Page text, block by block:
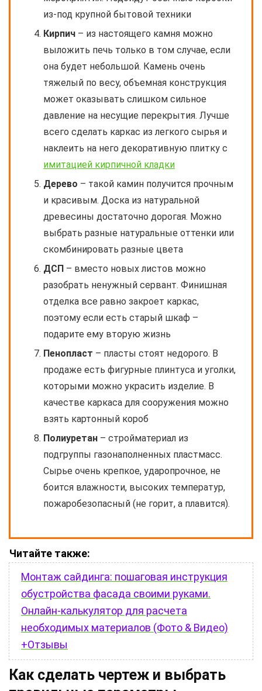
из-под крупной бытовой техники
Кирпич – из настоящего камня можно
выложить печь только в том случае, если
она будет небольшой. Камень очень
тяжелый по весу, объемная конструкция
может оказывать слишком сильное
давление на несущие перекрытия. Лучше
всего сделать каркас из легкого сырья и
наклеить на него декоративную плитку с
имитацией кирпичной кладки
Дерево – такой камин получится прочным
и красивым. Доска из натуральной
древесины достаточно дорогая. Можно
выбрать разные натуральные оттенки или
скомбинировать разные цвета
ДСП – вместо новых листов можно
разобрать ненужный сервант. Финишная
отделка все равно закроет каркас,
поэтому если есть старый шкаф –
подарите ему вторую жизнь
Пенопласт – пласты стоят недорого. В
продаже есть фигурные плинтуса и уголки,
которыми можно украсить изделие. В
качестве каркаса для сооружения можно
взять картонный короб
Полиуретан – стройматериал из
подгруппы газонаполненных пластмасс.
Сырье очень крепкое, ударопрочное, не
боится влажности, высоких температур,
пожаробезопасный (не горит, а плавится).
Читайте также:
Монтаж сайдинга: пошаговая инструкция
обустройства фасада своими руками.
Онлайн-калькулятор для расчета
необходимых материалов (Фото & Видео)
+Отзывы
Как сделать чертеж и выбрать